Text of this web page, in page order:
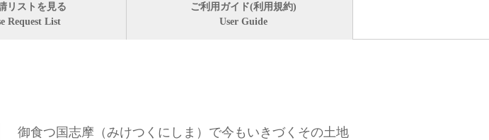
リストを見る
Request List
ご利用ガイド(利用規約)
User Guide
御食つ国志摩（みけつくにしま）で今もいきづくその土地